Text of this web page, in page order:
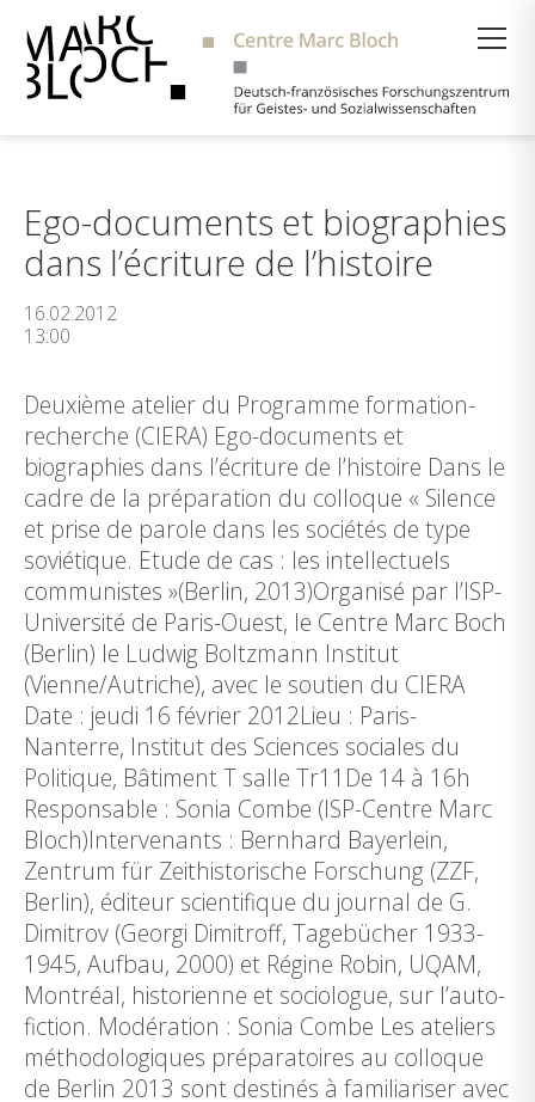
Ego-documents et biographies
dans l’écriture de l’histoire
16.02.2012
13:00
Deuxième atelier du Programme formation-
recherche (CIERA) Ego-documents et
biographies dans l’écriture de l’histoire Dans le
cadre de la préparation du colloque « Silence
et prise de parole dans les sociétés de type
soviétique. Etude de cas : les intellectuels
communistes »(Berlin, 2013)Organisé par l’ISP-
Université de Paris-Ouest, le Centre Marc Boch
(Berlin) le Ludwig Boltzmann Institut
(Vienne/Autriche), avec le soutien du CIERA
Date : jeudi 16 février 2012Lieu : Paris-
Nanterre, Institut des Sciences sociales du
Politique, Bâtiment T salle Tr11De 14 à 16h
Responsable : Sonia Combe (ISP-Centre Marc
Bloch)Intervenants : Bernhard Bayerlein,
Zentrum für Zeithistorische Forschung (ZZF,
Berlin), éditeur scientifique du journal de G.
Dimitrov (Georgi Dimitroff, Tagebücher 1933-
1945, Aufbau, 2000) et Régine Robin, UQAM,
Montréal, historienne et sociologue, sur l’auto-
fiction. Modération : Sonia Combe Les ateliers
méthodologiques préparatoires au colloque
de Berlin 2013 sont destinés à familiariser avec